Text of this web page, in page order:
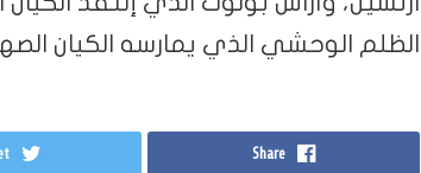
الظلم الوحشي الذي يمارسه الكيان
Share